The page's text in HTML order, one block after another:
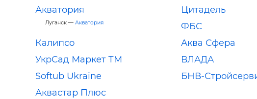
Акватория
Луганск — Акватория
Цитадель
ФБС
Калипсо
Аква Сфера
УкрСад Маркет ТМ
ВЛАДА
Softub Ukraine
БНВ-
Аквастар Плюс